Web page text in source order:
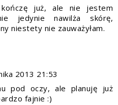
już, ale nie jestem
jedynie nawilża skórę,
niestety nie zauważyłam.
2013 21:53
pod oczy, ale planuję już
fajnie :)